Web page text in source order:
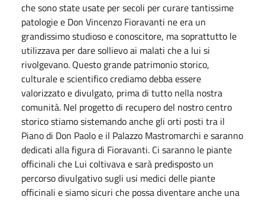
che sono state usate per secoli per curare tantissime
patologie e Don Vincenzo Fioravanti ne era un
grandissimo studioso e conoscitore, ma soprattutto le
utilizzava per dare sollievo ai malati che a lui si
rivolgevano. Questo grande patrimonio storico,
culturale e scientifico crediamo debba essere
valorizzato e divulgato, prima di tutto nella nostra
comunità. Nel progetto di recupero del nostro centro
storico stiamo sistemando anche gli orti posti tra il
Piano di Don Paolo e il Palazzo Mastromarchi e saranno
dedicati alla figura di Fioravanti. Ci saranno le piante
officinali che Lui coltivava e sarà predisposto un
percorso divulgativo sugli usi medici delle piante
officinali e siamo sicuri che possa diventare anche una